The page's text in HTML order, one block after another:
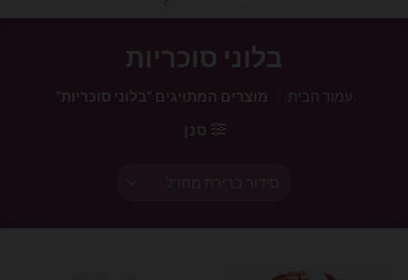
בלוני סוכריות
עמוד הבית
מוצרים המתויגים “בלוני סוכריות”
סנן